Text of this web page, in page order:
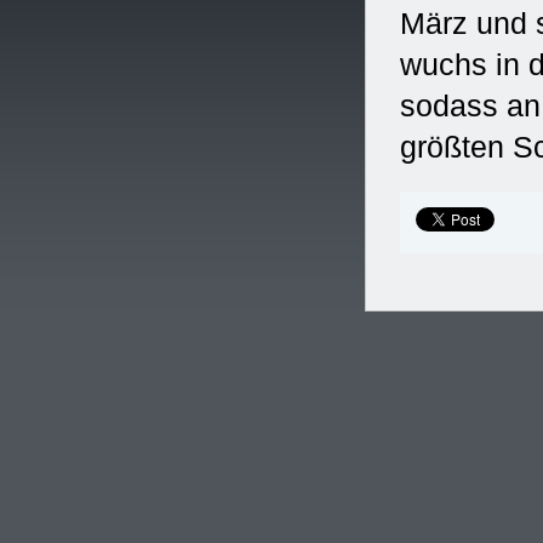
März und
wuchs in
sodass
größten